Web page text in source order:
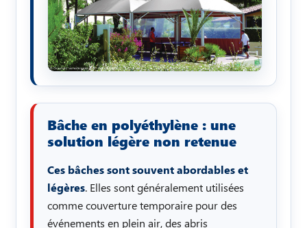
Bâche en polyéthylène : une
solution légère non retenue
Ces bâches sont souvent abordables et
légères. Elles sont généralement utilisées
comme couverture temporaire pour des
événements en plein air, des abris